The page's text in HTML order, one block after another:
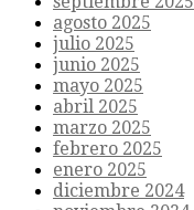
agosto 2025
julio 2025
junio 2025
mayo 2025
abril 2025
marzo 2025
febrero 2025
enero 2025
diciembre 2024